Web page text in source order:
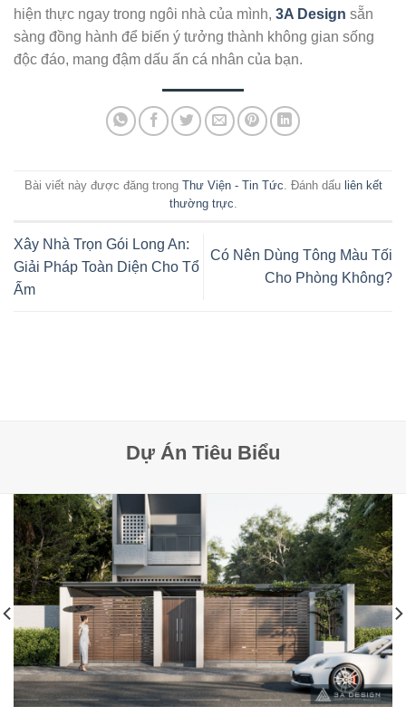
hiện thực ngay trong ngôi nhà của mình, 3A Design sẵn
sàng đồng hành để biến ý tưởng thành không gian sống
độc đáo, mang đậm dấu ấn cá nhân của bạn.
Bài viết này được đăng trong Thư Viện - Tin Tức . Đánh dấu liên kết
thường trực
Xây Nhà Trọn Gói Long An:
Giải Pháp Toàn Diện Cho Tổ
Ấm
Có Nên Dùng Tông Màu Tối
Cho Phòng Không?
Dự Án Tiêu Biểu